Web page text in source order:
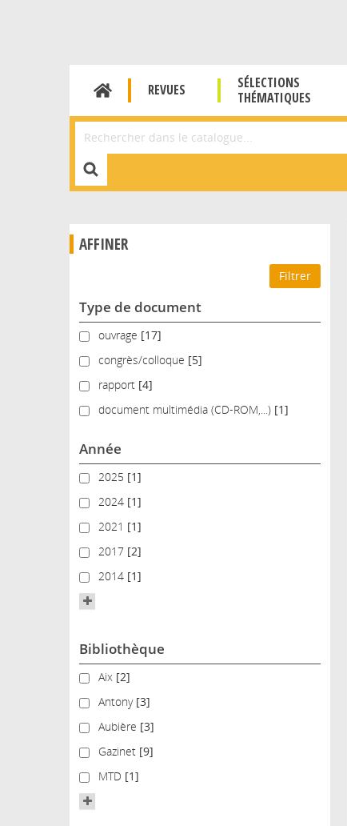
REVUES
SÉLECTIONS
THÉMATIQUES
Affiner la Recherche
AFFINER
Type de document
ouvrageouvrage [17]
congrès/colloque
congrès/colloque [5]
rapportrapport [4]
document multimédia (CD-ROM,...)
document multimédia (CD-ROM,...) [1]
Année
20252025 [1]
20242024 [1]
20212021 [1]
20172017 [2]
20142014 [1]
Bibliothèque
Aix Aix [2]
AntonyAntony [3]
AubièreAubière [3]
GazinetGazinet [9]
MTDMTD [1]